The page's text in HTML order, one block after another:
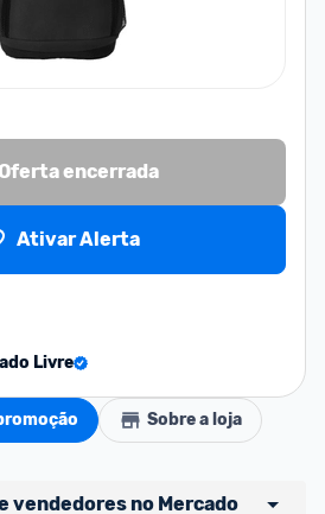
Oferta encerrada
Ativar Alerta
Livre
Sobre a loja
vendedores no Mercado